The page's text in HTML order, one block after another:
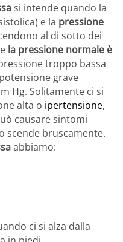
si intende quando la
e la pressione
al di sotto dei
la pressione normale è
troppo bassa
grave
Hg. Solitamente ci si
alta o ipertensione,
causare sintomi
bruscamente.
abbiamo:
ci si alza dalla